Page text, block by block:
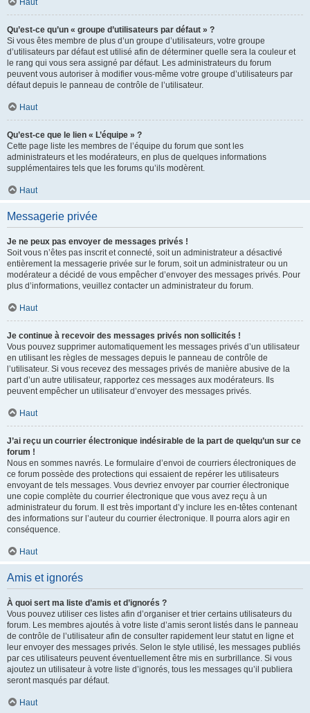
Haut
Qu’est-ce qu’un « groupe d’utilisateurs par défaut » ?
Si vous êtes membre de plus d’un groupe d’utilisateurs, votre groupe
d’utilisateurs par défaut est utilisé afin de déterminer quelle sera la couleur et
le rang qui vous sera assigné par défaut. Les administrateurs du forum
peuvent vous autoriser à modifier vous-même votre groupe d’utilisateurs par
défaut depuis le panneau de contrôle de l’utilisateur.
Haut
Qu’est-ce que le lien « L’équipe » ?
Cette page liste les membres de l’équipe du forum que sont les
administrateurs et les modérateurs, en plus de quelques informations
supplémentaires tels que les forums qu’ils modèrent.
Haut
Messagerie privée
Je ne peux pas envoyer de messages privés !
Soit vous n’êtes pas inscrit et connecté, soit un administrateur a désactivé
entièrement la messagerie privée sur le forum, soit un administrateur ou un
modérateur a décidé de vous empêcher d’envoyer des messages privés. Pour
plus d’informations, veuillez contacter un administrateur du forum.
Haut
Je continue à recevoir des messages privés non sollicités !
Vous pouvez supprimer automatiquement les messages privés d’un utilisateur
en utilisant les règles de messages depuis le panneau de contrôle de
l’utilisateur. Si vous recevez des messages privés de manière abusive de la
part d’un autre utilisateur, rapportez ces messages aux modérateurs. Ils
peuvent empêcher un utilisateur d’envoyer des messages privés.
Haut
J’ai reçu un courrier électronique indésirable de la part de quelqu’un sur ce
forum !
Nous en sommes navrés. Le formulaire d’envoi de courriers électroniques de
ce forum possède des protections qui essaient de repérer les utilisateurs
envoyant de tels messages. Vous devriez envoyer par courrier électronique
une copie complète du courrier électronique que vous avez reçu à un
administrateur du forum. Il est très important d’y inclure les en-têtes contenant
des informations sur l’auteur du courrier électronique. Il pourra alors agir en
conséquence.
Haut
Amis et ignorés
À quoi sert ma liste d’amis et d’ignorés ?
Vous pouvez utiliser ces listes afin d’organiser et trier certains utilisateurs du
forum. Les membres ajoutés à votre liste d’amis seront listés dans le panneau
de contrôle de l’utilisateur afin de consulter rapidement leur statut en ligne et
leur envoyer des messages privés. Selon le style utilisé, les messages publiés
par ces utilisateurs peuvent éventuellement être mis en surbrillance. Si vous
ajoutez un utilisateur à votre liste d’ignorés, tous les messages qu’il publiera
seront masqués par défaut.
Haut